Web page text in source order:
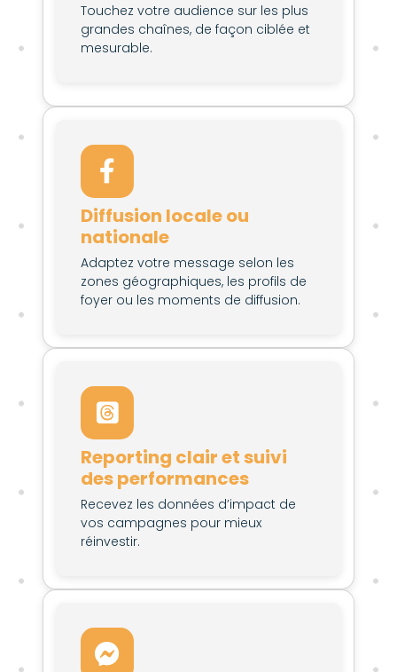
Touchez votre audience sur les plus
grandes chaînes, de façon ciblée et
mesurable.
Diffusion locale ou
nationale
Adaptez votre message selon les
zones géographiques, les profils de
foyer ou les moments de diffusion.
Reporting clair et suivi
des performances
Recevez les données d’impact de
vos campagnes pour mieux
réinvestir.